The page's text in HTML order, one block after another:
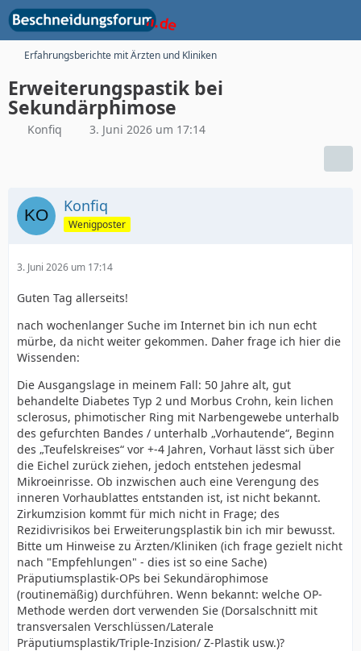
Erfahrungsberichte mit Ärzten und Kliniken
Erweiterungspastik bei
Sekundärphimose
Konfiq 3. Juni 2026 um 17:14
Konfiq
Wenigposter
3. Juni 2026 um 17:14
Guten Tag allerseits!
nach wochenlanger Suche im Internet bin ich nun echt
mürbe, da nicht weiter gekommen. Daher frage ich hier die
Wissenden:
Die Ausgangslage in meinem Fall: 50 Jahre alt, gut
behandelte Diabetes Typ 2 und Morbus Crohn, kein lichen
sclerosus, phimotischer Ring mit Narbengewebe unterhalb
des gefurchten Bandes / unterhalb „Vorhautende“, Beginn
des „Teufelskreises“ vor +-4 Jahren, Vorhaut lässt sich über
die Eichel zurück ziehen, jedoch entstehen jedesmal
Mikroeinrisse. Ob inzwischen auch eine Verengung des
inneren Vorhaublattes entstanden ist, ist nicht bekannt.
Zirkumzision kommt für mich nicht in Frage; des
Rezidivrisikos bei Erweiterungsplastik bin ich mir bewusst.
Bitte um Hinweise zu Ärzten/Kliniken (ich frage gezielt nicht
nach "Empfehlungen" - dies ist so eine Sache)
Präputiumsplastik-OPs bei Sekundärophimose
(routinemäßig) durchführen. Wenn bekannt: welche OP-
Methode werden dort verwenden Sie (Dorsalschnitt mit
transversalen Verschlüssen/Laterale
Präputiumsplastik/Triple-Inzision/ Z-Plastik usw.)?